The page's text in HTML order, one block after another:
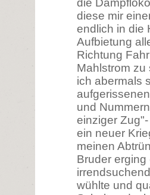
die
diese mir
endlich in die
Aufbietung
Richtung
Mahlstrom zu
ich abermals
und
einziger
ein neuer
meinen
Bruder
wühlte und